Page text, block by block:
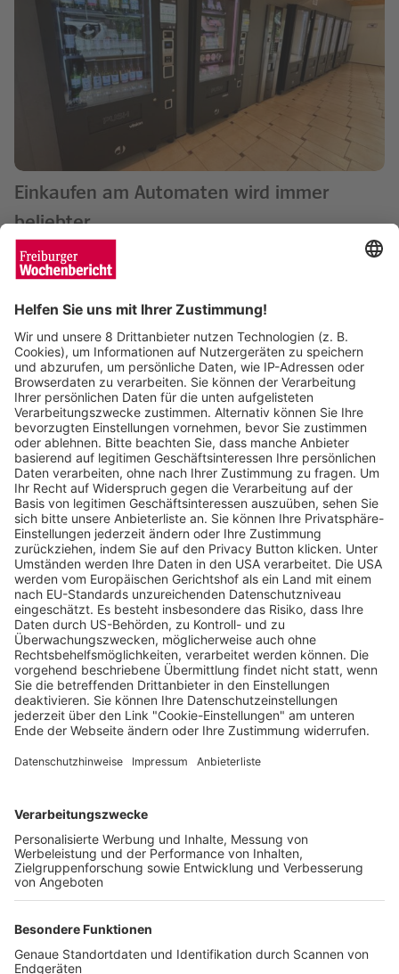
Einkaufen am Automaten wird immer
beliebter
SC Freiburg verlängert mit Ausrüster Nike
Matthias Joers 26.05.2025
Freiburger Wochenbericht
Der Wochenbericht
wurde zum 31. Juli 2026
eingestellt.